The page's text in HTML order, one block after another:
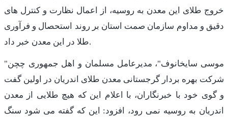
خروج طلای این معدن به روسیه، از اعمال نظارت و کنترل های
دقیق و مداوم سازمان صمت استان بر روند استحصال و فرآوری
طلا در این معدن خبر داد.
"موسی سایخانوف"، مدیرعامل مسلمان و اهل جمهوری چچن
شرکت بهره بردار گرجستانی معدن طلای اندریان در اولین گفت
و گوی خود با خبرنگاران، با اعلام این که هیچ طلایی از معدن
اندریان به روسیه نمی رود، افزود: این که گفته می شود سنگ